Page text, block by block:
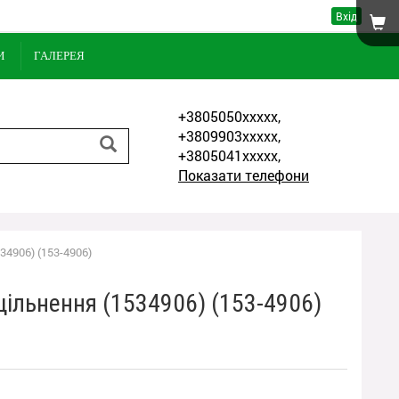
Вхід
ГАЛЕРЕЯ
+3805050xxxxx,
+3809903xxxxx,
+3805041xxxxx,
Показати телефони
(153-4906)
(1534906) (153-4906)